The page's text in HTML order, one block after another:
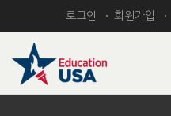
로그인 회원가입